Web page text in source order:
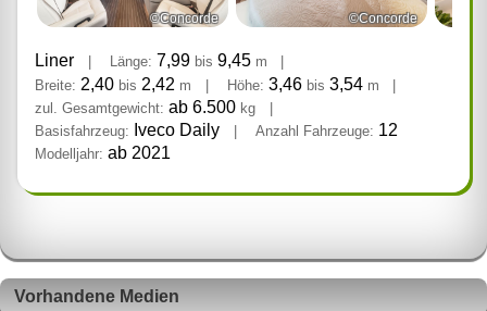
©Concorde ©Concorde
Liner Länge: 7,99 bis 9,45 m
Breite: 2,40 bis 2,42 m | Höhe: 3,46 bis 3,54 m
|
zul. Gesamtgewicht: ab 6.500 kg
Basisfahrzeug: Iveco Daily Anzahl Fahrzeuge: 12
Modelljahr: ab 2021
Vorhandene Medien